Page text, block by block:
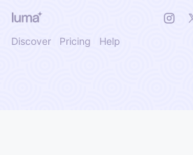
Discover Pricing Help